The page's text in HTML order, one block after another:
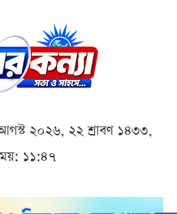
২০২৬, ২২ শ্রাবণ ১৪৩৩,
১১:৪৭